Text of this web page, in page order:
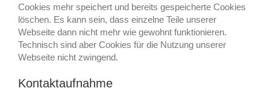
Cookies mehr speichert und bereits gespeicherte Cookies
löschen. Es kann sein, dass einzelne Teile unserer
Webseite dann nicht mehr wie gewohnt funktionieren.
Technisch sind aber Cookies für die Nutzung unserer
Webseite nicht zwingend.
Kontaktaufnahme